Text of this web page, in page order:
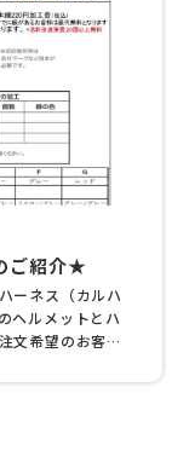
ご紹介★
ーネス（カルハ
ヘルメットとハ
文希望のお客様
１３３７ ※弊社